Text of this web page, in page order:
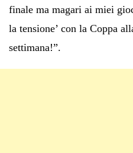
finale ma magari ai miei
la tensione’ con la Coppa
settimana!”.